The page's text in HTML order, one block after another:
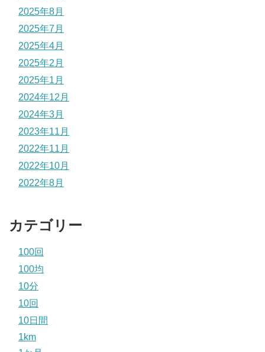
2025年8月
2025年7月
2025年4月
2025年2月
2025年1月
2024年12月
2024年3月
2023年11月
2022年11月
2022年10月
2022年8月
カテゴリー
100回
100均
10分
10回
10日間
1km